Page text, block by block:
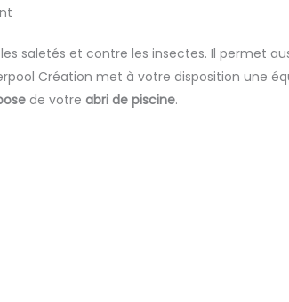
saletés et contre les insectes. Il permet
Création met à votre disposition une
de votre abri de piscine.